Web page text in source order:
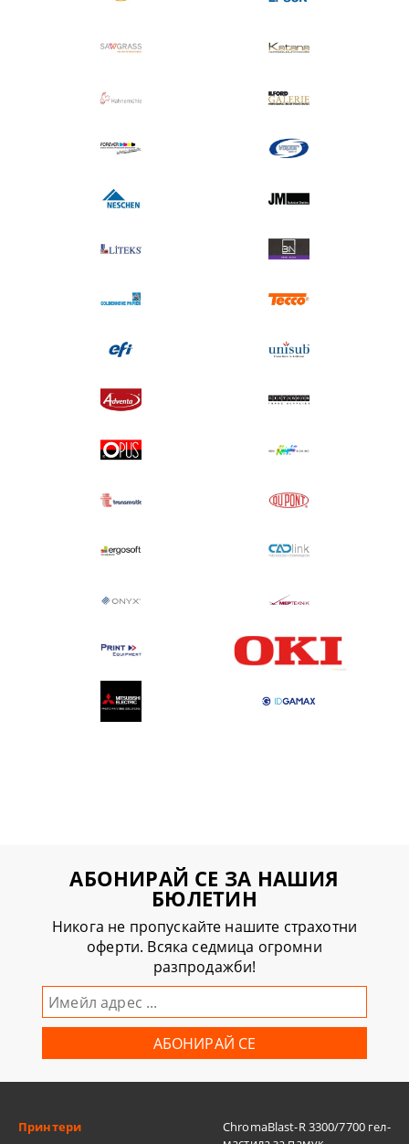
АБОНИРАЙ СЕ ЗА НАШИЯ
БЮЛЕТИН
Никога не пропускайте нашите страхотни
оферти. Всяка седмица огромни
разпродажби!
Принтери
ChromaBlast-R 3300/7700 гел-